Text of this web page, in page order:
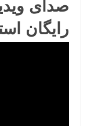
رایگان